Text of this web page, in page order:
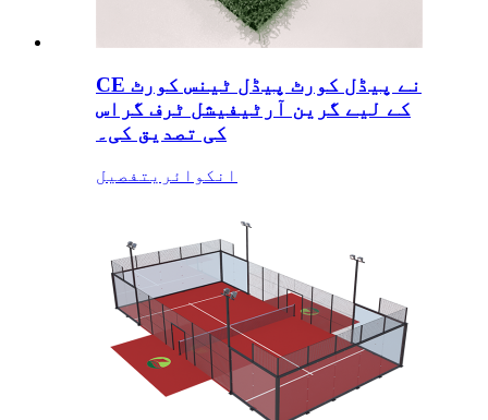
CE نے پیڈل کورٹ پیڈل ٹینس کورٹ
کے لیے گرین آرٹیفیشل ٹرف گراس
کی تصدیق کی۔
انکوائری تفصیل